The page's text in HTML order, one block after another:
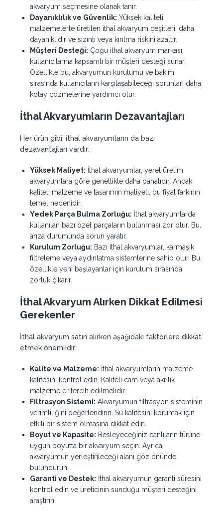
akvaryum seçmesine olanak tanır.
Dayanıklılık ve Güvenlik: Yüksek kaliteli
malzemelerle üretilen ithal akvaryum çeşitleri, daha
dayanıklıdır ve sızıntı veya kırılma riskini azaltır.
Müşteri Desteği: Çoğu ithal akvaryum markası,
kullanıcılarına kapsamlı bir müşteri desteği sunar.
Özellikle bu, akvaryumun kurulumu ve bakımı
sırasında kullanıcıların karşılaşabileceği sorunları daha
kolay çözmelerine yardımcı olur.
İthal Akvaryumların Dezavantajları
Her ürün gibi, ithal akvaryumların da bazı
dezavantajları vardır:
Yüksek Maliyet: İthal akvaryumlar, yerel üretim
akvaryumlara göre genellikle daha pahalıdır. Ancak
kaliteli malzeme ve tasarımın maliyeti, bu fiyat farkının
temel nedenidir.
Yedek Parça Bulma Zorluğu: İthal akvaryumlarda
kullanılan bazı özel parçaların bulunması zor olur. Bu,
arıza durumunda sorun yaratır.
Kurulum Zorluğu: Bazı ithal akvaryumlar, karmaşık
filtreleme veya aydınlatma sistemlerine sahip olur. Bu,
özellikle yeni başlayanlar için kurulum sırasında
zorluk çıkarır.
İthal Akvaryum Alırken Dikkat Edilmesi
Gerekenler
İthal akvaryum satın alırken aşağıdaki faktörlere dikkat
etmek önemlidir:
Kalite ve Malzeme: İthal akvaryumların malzeme
kalitesini kontrol edin. Kaliteli cam veya akrilik
malzemeler tercih edilmelidir.
Filtrasyon Sistemi: Akvaryumun filtrasyon sisteminin
verimliliğini değerlendirin. Su kalitesini korumak için
etkili bir sistem olmasına dikkat edin.
Boyut ve Kapasite: Besleyeceğiniz canlıların türüne
uygun boyutta bir akvaryum seçin. Ayrıca,
akvaryumun yerleştirileceği alanı göz önünde
bulundurun.
Garanti ve Destek: İthal akvaryumun garanti süresini
kontrol edin ve üreticinin sunduğu müşteri desteğini
araştırın.